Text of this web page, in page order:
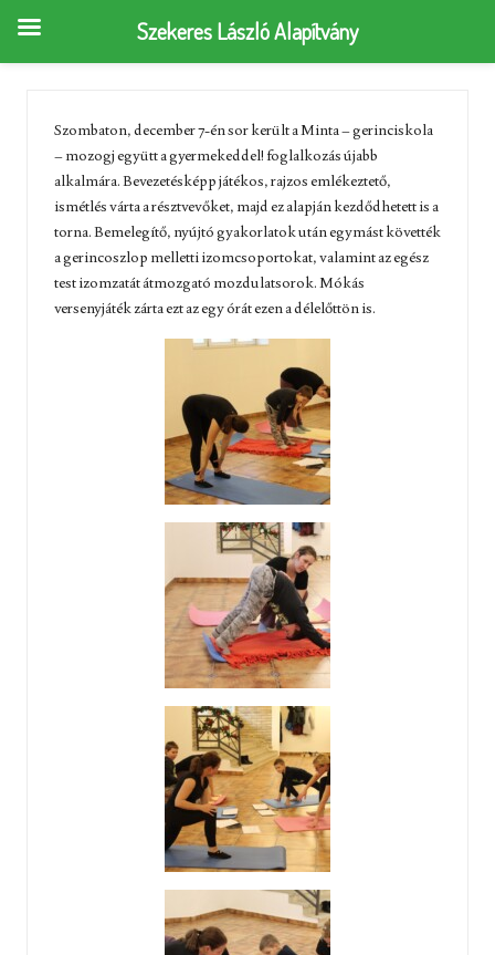
Szombaton, december 7-én sor került a Minta – gerinciskola
– mozogj együtt a gyermekeddel! foglalkozás újabb
alkalmára. Bevezetésképp játékos, rajzos emlékeztető,
ismétlés várta a résztvevőket, majd ez alapján kezdődhetett is a
torna. Bemelegítő, nyújtó gyakorlatok után egymást követték
a gerincoszlop melletti izomcsoportokat, valamint az egész
test izomzatát átmozgató mozdulatsorok. Mókás
versenyjáték zárta ezt az egy órát ezen a délelőttön is.
Szekeres László Alapítvány